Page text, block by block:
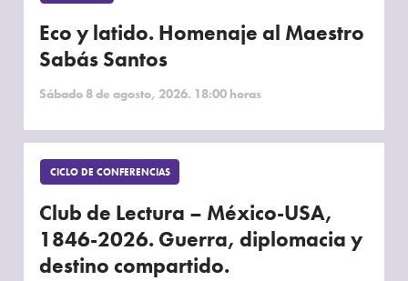
Eco y latido. Homenaje al Maestro
Sabás Santos
Sábado 8 de agosto, 2026. 18:00 horas
CICLO DE CONFERENCIAS
Club de Lectura – México-USA,
1846-2026. Guerra, diplomacia y
destino compartido.